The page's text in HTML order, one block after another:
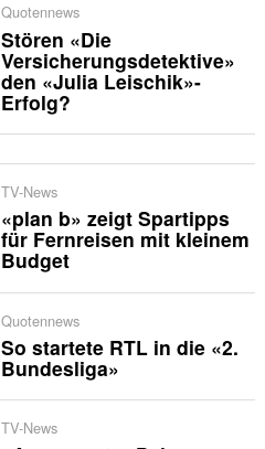
Quotennews
Stören «Die
Versicherungsdetektive»
den «Julia Leischik»-
Erfolg?
TV-News
«plan b» zeigt Spartipps
für Fernreisen mit kleinem
Budget
Quotennews
So startete RTL in die «2.
Bundesliga»
TV-News